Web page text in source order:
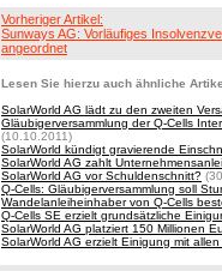
Vorheriger Artikel:
Sunways AG: Vorläufiges
angeordnet
Lesen Sie hierzu auch ähnliche
SolarWorld AG lädt zu den zweiten
Gläubigerversammlung der Q-Cells
(10.10.2011)
SolarWorld kündigt gravierende
SolarWorld AG zahlt
SolarWorld AG vor Schuldenschnitt?
Q-Cells: Gläubigerversammlung soll
Wandelanleiheinhaber von Q-Cells
Q-Cells SE erzielt grundsätzliche
SolarWorld AG platziert 150 Millionen
SolarWorld AG erzielt Einigung mit